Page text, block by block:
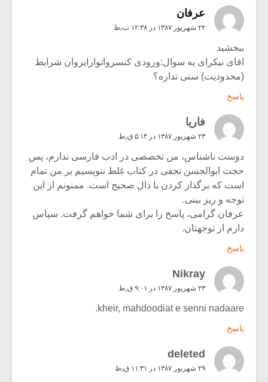
عرفان
۲۲ شهریور ۱۳۸۷ در ۱۲:۳۸ ب٫ظ
ببخشید
اقای نیکرای یه سوال:ورودی کنسرواتوارایروان شرایط
(محدودیت) سنی نداره؟
پاسخ
فاریا
۲۳ شهریور ۱۳۸۷ در ۵:۱۴ ق٫ظ
دوست ناشناس، من تخصصی در ادب فارسی ندارم، پس
حجت ابوالحسن نجفی در کتاب غلط ننویسیم بر من تمام
است که برگذار کردن با ذال صحیح است. ممنونم از این
توجه و ریز بینی.
عرفان گرامی، پاسخ را برای شما خواهم گرفت. سپاس
دارم از توجهتان.
پاسخ
Nikray
۲۳ شهریور ۱۳۸۷ در ۹:۰۱ ق٫ظ
kheir, mahdoodiat e senni nadaare.
پاسخ
deleted
۲۹ شهریور ۱۳۸۷ در ۱۱:۳۱ ق٫ظ